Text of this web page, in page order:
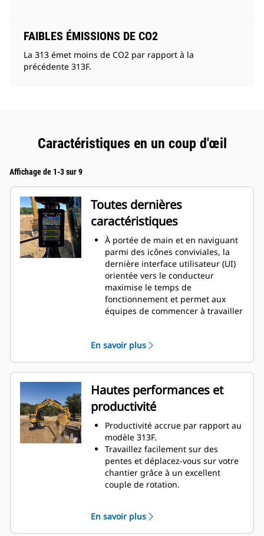
FAIBLES ÉMISSIONS DE CO2
La 313 émet moins de CO2 par rapport à la
précédente 313F.
Caractéristiques en un coup d'œil
Affichage de 1-3 sur 9
Toutes dernières
caractéristiques
À portée de main et en naviguant
parmi des icônes conviviales, la
dernière interface utilisateur (UI)
orientée vers le conducteur
maximise le temps de
fonctionnement et permet aux
équipes de commencer à travailler
création de nouvelles
selon les besoins, les conducteurs
machines et accéder facilement
aux informations.
conducteurs de maintenir la
précision et d'optimiser chaque
seconde de leur poste de travail.
L'ajout de la possibilité d'intégrer
des attaches et des accessoires
dans le système rend la
d'outils de travail très efficace en
réduisant considérablement le
En savoir plus
Hautes performances et
productivité
Productivité accrue par rapport au
modèle 313F.
Travaillez facilement sur des
pentes et déplacez-vous sur votre
chantier grâce à un excellent
couple de rotation.
d'efficacité tout en vous donnant le
contrôle nécessaire pour répondre
En savoir plus